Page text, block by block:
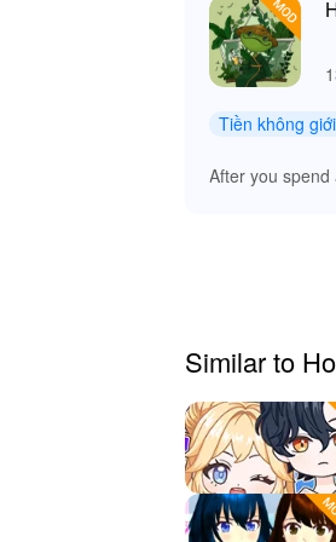
Tiền không
After you
Similar to